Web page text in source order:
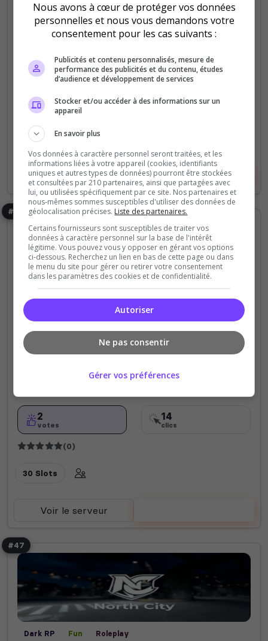
Serveur Garry’s Mod Warhammer 40K RP français.
Rejoignez l’Imperium ou le Chaos et combattez
pour le système d’Arkenar au sein d’une campagne
17
(0)
50 Slots
Voir le serveur Voter
#46
Dark RP Roleplay Semi-RP
Just RP | SCP
Just RP est un serveur serious RP, sur le thème
SCP , une map (personnalisée). L'ouverture du
serveur est prévue pour 2026. Si vous souhaitez en
2
votes
14
clics
(0)
30 Slots
Voir le serveur
#47
Dark RP Fun Roleplay
Nous avons à cœur de protéger vos données
personnelles et nous vous demandons votre
consentement pour les cas suivants :
Publicités et contenu personnalisés, mesure de
performance des publicités et du contenu, études
d’audience et développement de services
Stocker et/ou accéder à des informations sur un
appareil
En savoir plus
Vos données à caractère personnel seront traitées, et les
informations liées à votre appareil (cookies, identifiants
uniques et autres types de données) pourront être stockées
et consultées par 210 partenaires, ainsi que partagées avec
lui, ou utilisées spécifiquement par ce site. Nos partenaires et
nous-mêmes sommes susceptibles d'utiliser des données de
géolocalisation précises. Liste des partenaires.
Certains fournisseurs sont susceptibles de traiter vos
données à caractère personnel sur la base de l'intérêt
légitime. Vous pouvez vous y opposer en gérant vos options
ci-dessous. Recherchez un lien en bas de cette page ou dans
le menu du site pour gérer ou retirer votre consentement
dans les paramètres des cookies et de confidentialité.
Autoriser
Ne pas consentir
Gérer vos préférences